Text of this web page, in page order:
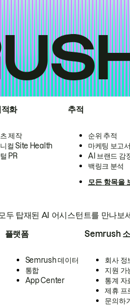
화
제작
컬 Site Health
PR
추적
순위 추적
마케팅 보고
AI 브랜드 감
백링크 분석
모든 항목을
두 탑재된 AI 어시스턴트를 만나보
플랫폼
Semrush 데이터
통합
App Center
Semrush
회사 정
지원 가
통계 자
제휴 프
문의하